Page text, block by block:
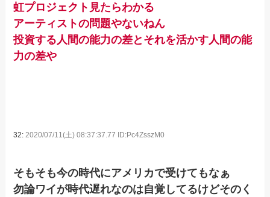
虹プロジェクト見たらわかる
アーティストの問題やないねん
投資する人間の能力の差とそれを活かす人間の能
力の差や
32:2020/07/11(土) 08:37:37.77 ID:Pc4ZsszM0
そもそも今の時代にアメリカで受けてもなぁ
勿論ワイが時代遅れなのは自覚してるけどそのく